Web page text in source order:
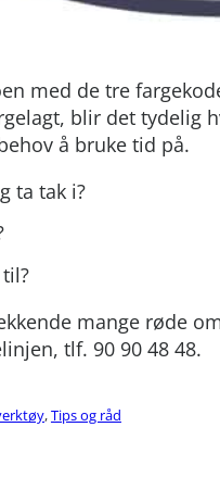
med de tre
blir det tydelig
å bruke tid på.
ta tak i?
mange røde
tlf. 90 90 48 48.
,Tips og råd